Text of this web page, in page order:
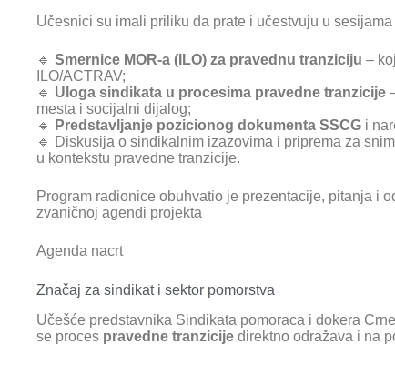
Učesnici su imali priliku da prate i učestvuju u
🔹 Smernice MOR-a (ILO) za pravednu tranziciju –
ILO/ACTRAV;
🔹 Uloga sindikata u procesima pravedne tranzicije
mesta i socijalni dijalog;
🔹
Predstavljanje pozicionog dokumenta SSCG i
🔹 Diskusija o sindikalnim izazovima i priprema za
u kontekstu pravedne tranzicije.
Program radionice obuhvatio je prezentacije, pitanja i
zvaničnoj agendi projekta
Agenda nacrt
Značaj za sindikat i sektor pomorstva
Učešće predstavnika Sindikata pomoraca i dokera
se proces pravedne tranzicije direktno odražava i na